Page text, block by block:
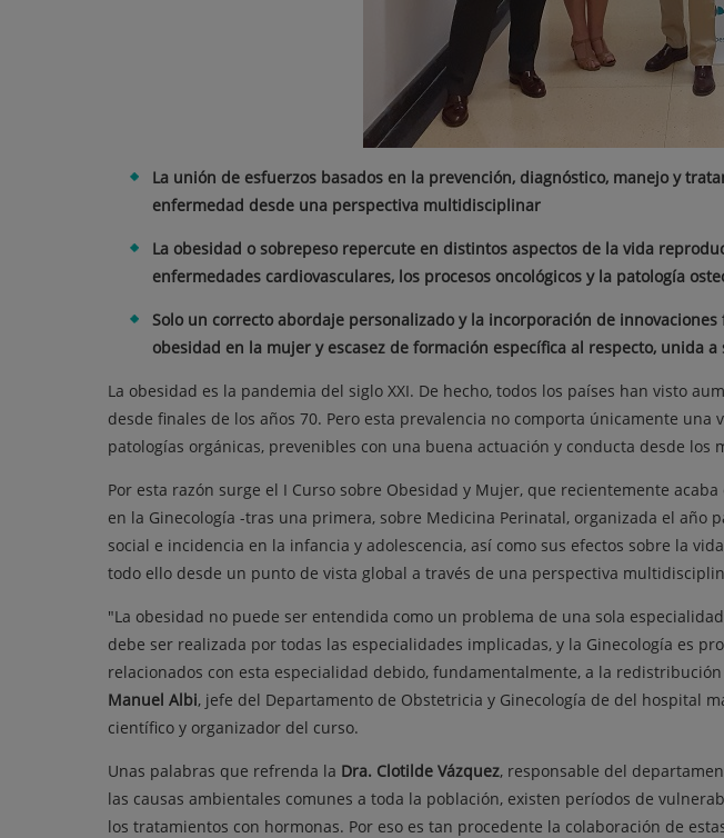
La unión de esfuerzos basados en la prevención, diagnóstico, manejo y
enfermedad desde una perspectiva multidisciplinar
La obesidad o sobrepeso repercute en distintos aspectos de la vida
enfermedades cardiovasculares, los procesos oncológicos y la patología
Solo un correcto abordaje personalizado y la incorporación de
obesidad en la mujer y escasez de formación específica al respecto,
La obesidad es la pandemia del siglo XXI. De hecho, todos los países han visto
desde finales de los años 70. Pero esta prevalencia no comporta únicamente
patologías orgánicas, prevenibles con una buena actuación y conducta desde los
Por esta razón surge el I Curso sobre Obesidad y Mujer, que recientemente
en la Ginecología -tras una primera, sobre Medicina Perinatal, organizada el año
social e incidencia en la infancia y adolescencia, así como sus efectos sobre la
todo ello desde un punto de vista global a través de una perspectiva
"La obesidad no puede ser entendida como un problema de una sola
debe ser realizada por todas las especialidades implicadas, y la Ginecología es
relacionados con esta especialidad debido, fundamentalmente, a la
Manuel Albi, jefe del Departamento de Obstetricia y Ginecología de del hospital
científico y organizador del curso.
Unas palabras que refrenda la Dra. Clotilde Vázquez, responsable del
las causas ambientales comunes a toda la población, existen períodos de
los tratamientos con hormonas. Por eso es tan procedente la colaboración de